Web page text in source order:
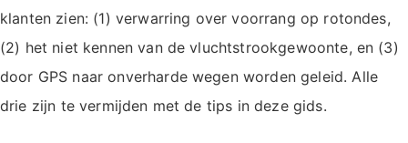
klanten zien: (1) verwarring over voorrang op rotondes,
(2) het niet kennen van de vluchtstrookgewoonte, en (3)
door GPS naar onverharde wegen worden geleid. Alle
drie zijn te vermijden met de tips in deze gids.